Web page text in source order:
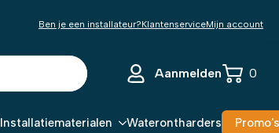
Ben je een installateur?KlantenserviceMijn account
Aanmelden 0
Installatiematerialen Waterontharders Promo's